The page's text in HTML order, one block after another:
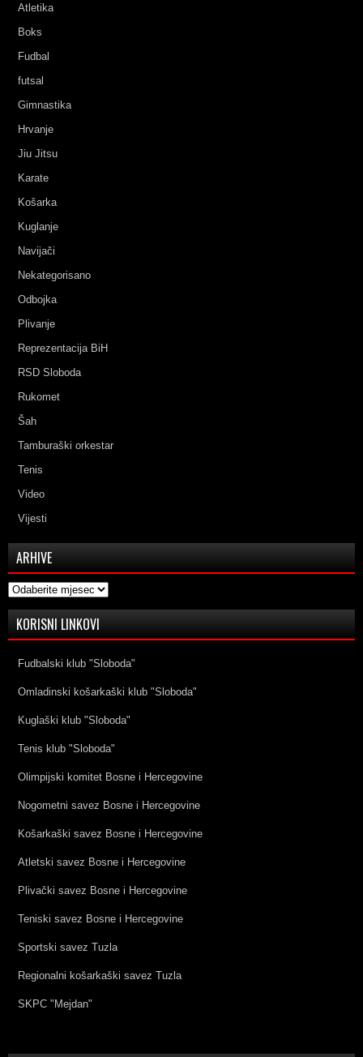
Atletika
Boks
Fudbal
futsal
Gimnastika
Hrvanje
Jiu Jitsu
Karate
Košarka
Kuglanje
Navijači
Nekategorisano
Odbojka
Plivanje
Reprezentacija BiH
RSD Sloboda
Rukomet
Šah
Tamburaški orkestar
Tenis
Video
Vijesti
ARHIVE
Arhive
KORISNI LINKOVI
Fudbalski klub "Sloboda"
Omladinski košarkaški klub "Sloboda"
Kuglaški klub "Sloboda"
Tenis klub "Sloboda"
Olimpijski komitet Bosne i Hercegovine
Nogometni savez Bosne i Hercegovine
Košarkaški savez Bosne i Hercegovine
Atletski savez Bosne i Hercegovine
Plivački savez Bosne i Hercegovine
Teniski savez Bosne i Hercegovine
Sportski savez Tuzla
Regionalni košarkaški savez Tuzla
SKPC "Mejdan"